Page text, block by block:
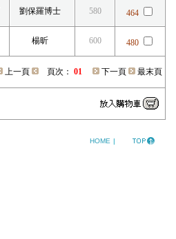
劉保羅博士 580 464
楊昕 600 480
上一頁 頁次： 01 下一頁 最末頁
HOME |